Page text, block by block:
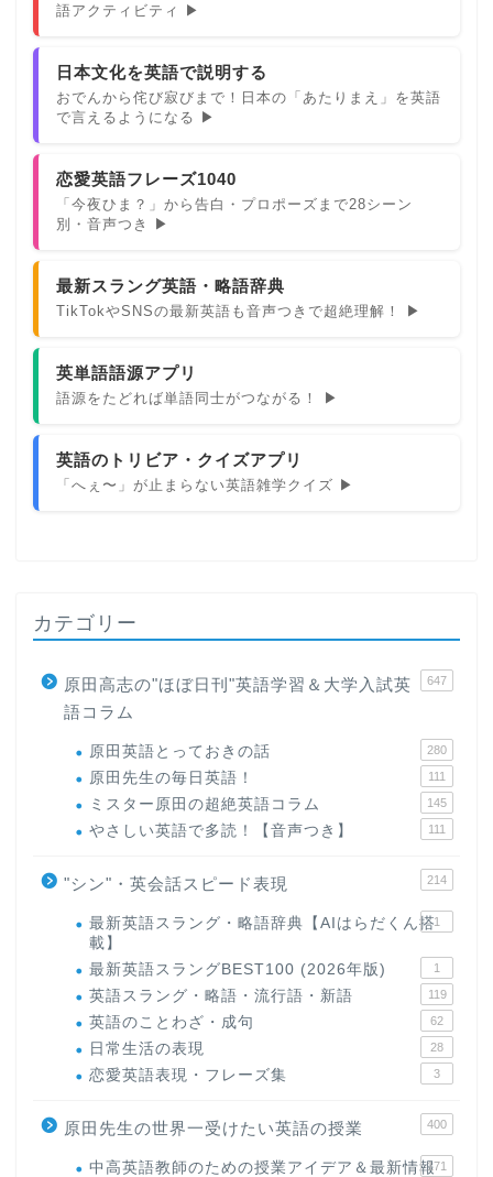
語アクティビティ ▶
日本文化を英語で説明する
おでんから侘び寂びまで！日本の「あたりまえ」を英語
で言えるようになる ▶
恋愛英語フレーズ1040
「今夜ひま？」から告白・プロポーズまで28シーン
別・音声つき ▶
最新スラング英語・略語辞典
TikTokやSNSの最新英語も音声つきで超絶理解！ ▶
英単語語源アプリ
語源をたどれば単語同士がつながる！ ▶
英語のトリビア・クイズアプリ
「へぇ〜」が止まらない英語雑学クイズ ▶
カテゴリー
原田高志の"ほぼ日刊"英語学習＆大学入試英
語コラム
647
原田英語とっておきの話 280
原田先生の毎日英語！ 111
ミスター原田の超絶英語コラム 145
やさしい英語で多読！【音声つき】 111
"シン"・英会話スピード表現 214
最新英語スラング・略語辞典【AIはらだくん搭
載】
1
最新英語スラングBEST100 (2026年版) 1
英語スラング・略語・流行語・新語 119
英語のことわざ・成句 62
日常生活の表現 28
恋愛英語表現・フレーズ集 3
原田先生の世界一受けたい英語の授業 400
中高英語教師のための授業アイデア＆最新情報171